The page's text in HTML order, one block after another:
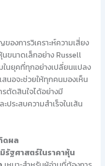
องการวิเคราะห์ความเสี่ยง
ขนาดเล็กอย่าง Russell
นยุคที่ทุกอย่างเปลี่ยนแปลง
นอจะช่วยให้ทุกคนมองเห็น
รตัดสินใจได้อย่างมี
ระสบความสำเร็จในเส้น
ดผล
รัฐศาสตร์ในราคาหุ้น